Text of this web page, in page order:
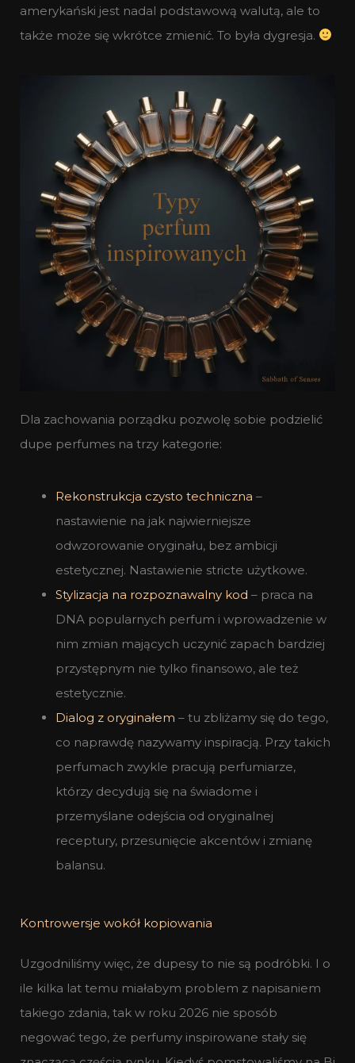
amerykański jest nadal podstawową walutą, ale to
także może się wkrótce zmienić. To była dygresja.
Dla zachowania porządku pozwolę sobie podzielić
dupe perfumes na trzy kategorie:
Rekonstrukcja czysto techniczna –
nastawienie na jak najwierniejsze
odwzorowanie oryginału, bez ambicji
estetycznej. Nastawienie stricte użytkowe.
Stylizacja na rozpoznawalny kod – praca na
DNA popularnych perfum i wprowadzenie w
nim zmian mających uczynić zapach bardziej
przystępnym nie tylko finansowo, ale też
estetycznie.
Dialog z oryginałem – tu zbliżamy się do tego,
co naprawdę nazywamy inspiracją. Przy takich
perfumach zwykle pracują perfumiarze,
którzy decydują się na świadome i
przemyślane odejścia od oryginalnej
receptury, przesunięcie akcentów i zmianę
balansu.
Kontrowersje wokół kopiowania
Uzgodniliśmy więc, że dupesy to nie są podróbki. I o
ile kilka lat temu miałabym problem z napisaniem
takiego zdania, tak w roku 2026 nie sposób
negować tego, że perfumy inspirowane stały się